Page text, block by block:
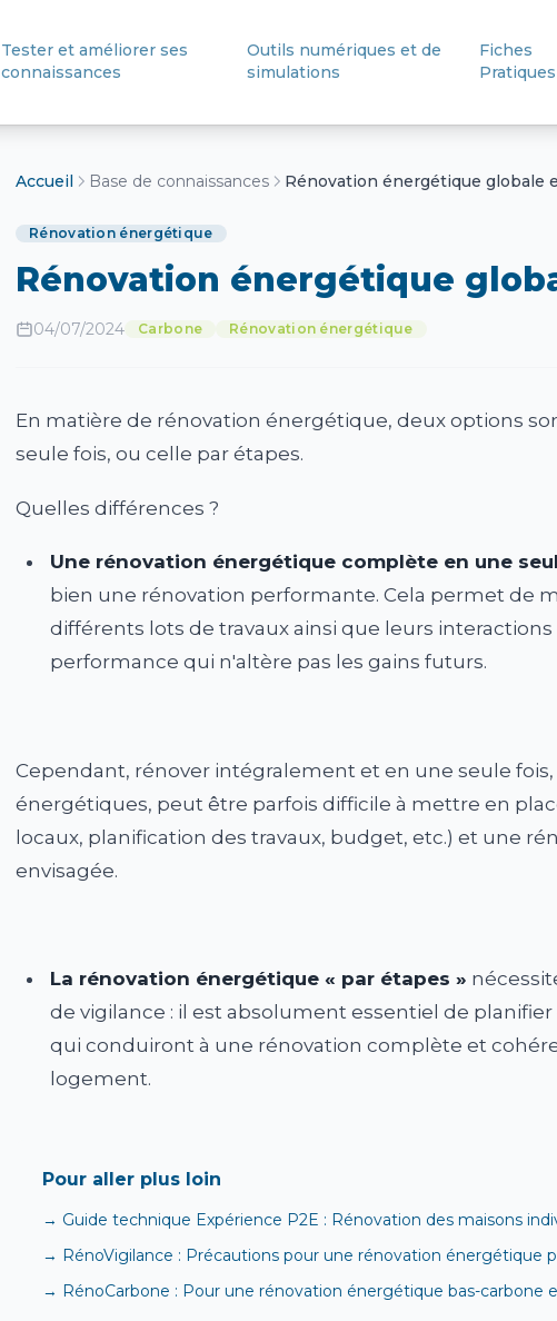
Tester et améliorer ses
connaissances
Outils numériques et de
simulations
Fiches
Pratiques
Accueil Base de connaissances
Rénovation énergétique
Rénovation énergétique
04/07/2024 Carbone Rénovation énergétique
En matière de rénovation énergétique, deux options
seule fois, ou celle par étapes.
Quelles différences ?
Une rénovation énergétique complète en une
bien une rénovation performante. Cela permet de
différents lots de travaux ainsi que leurs
performance qui n'altère pas les gains futurs.
Cependant, rénover intégralement et en une seule
énergétiques, peut être parfois difficile à mettre en
locaux, planification des travaux, budget, etc.) et une
envisagée.
La rénovation énergétique « par étapes »
de vigilance : il est absolument essentiel de
qui conduiront à une rénovation complète et
logement.
Pour aller plus loin
→ Guide technique Expérience P2E : Rénovation des maisons
→ RénoVigilance : Précautions pour une rénovation énergétique
→ RénoCarbone : Pour une rénovation énergétique bas-carbone